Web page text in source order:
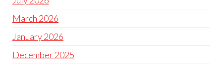
March 2026
January 2026
December 2025